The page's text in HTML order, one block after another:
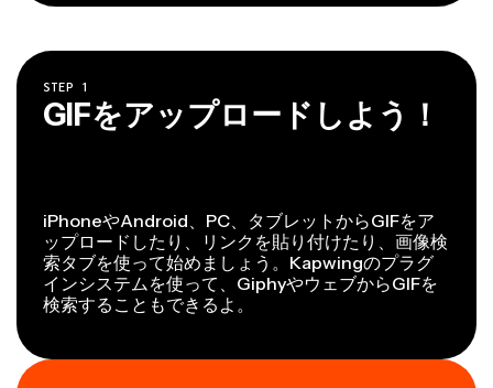
STEP 1
GIFをアップロードしよう！
iPhoneやAndroid、PC、タブレットからGIFをア
ップロードしたり、リンクを貼り付けたり、画像検
索タブを使って始めましょう。Kapwingのプラグ
インシステムを使って、GiphyやウェブからGIFを
検索することもできるよ。